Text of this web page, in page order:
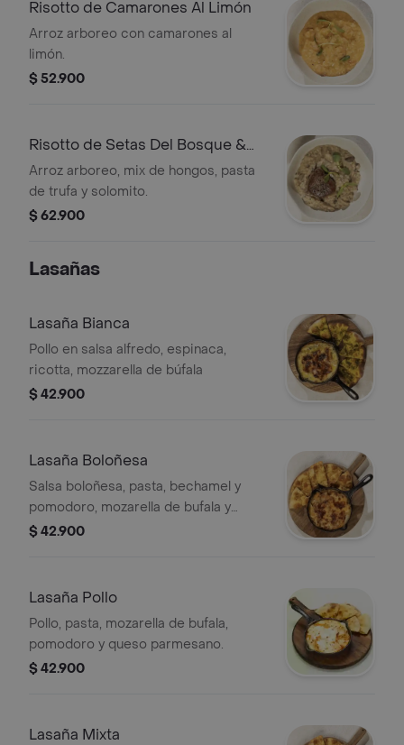
Risotto de Camarones Al Limón
Arroz arboreo con camarones al
limón.
$ 52.900
Risotto de Setas Del Bosque &
Trufa
Arroz arboreo, mix de hongos, pasta
de trufa y solomito.
$ 62.900
Lasañas
Lasaña Bianca
Pollo en salsa alfredo, espinaca,
ricotta, mozzarella de búfala
$ 42.900
Lasaña Boloñesa
Salsa boloñesa, pasta, bechamel y
pomodoro, mozarella de bufala y
queso parmesano con pan a elección.
$ 42.900
Lasaña Pollo
Pollo, pasta, mozarella de bufala,
pomodoro y queso parmesano.
$ 42.900
Lasaña Mixta